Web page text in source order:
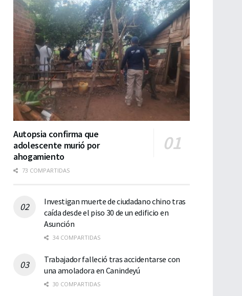
Autopsia confirma que
adolescente murió por
ahogamiento
73 COMPARTIDAS
Investigan muerte de ciudadano chino tras
caída desde el piso 30 de un edificio en
Asunción
34 COMPARTIDAS
Trabajador falleció tras accidentarse con
una amoladora en Canindeyú
30 COMPARTIDAS